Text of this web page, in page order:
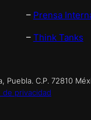
– Prensa
– Think Tanks
C.P. 72810
de privacidad